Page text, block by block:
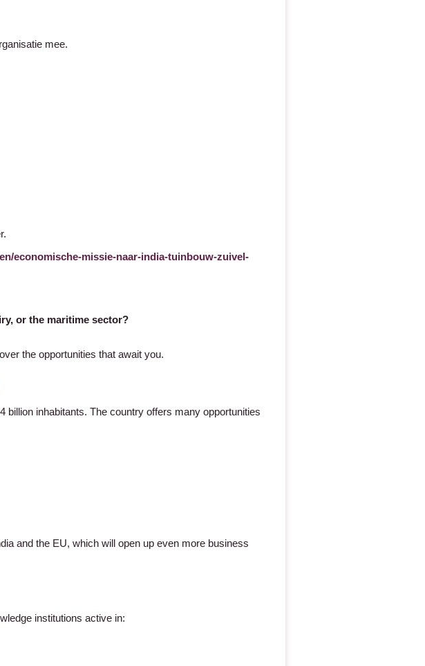
mee.
economische-missie-naar-india-tuinbouw-zuivel-
or the maritime sector?
the opportunities that await you.
billion inhabitants. The country offers many opportunities
and the EU, which will open up even more business
institutions active in: